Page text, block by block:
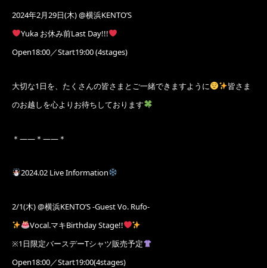
2024年2月29日(木) @横浜KENTO’S
Yuka お休み前Last Day!!!
Open18:00／Start19:00 (4stages)
大切な1日を、たくさんの皆さまとご一緒できますように
皆さま
のお越しを心よりお待ちしております
＊——＊——＊
2024.02 Live Information
2/1(木) @横浜KENTO’S -Guest Vo. Rufo-
Vocal.マキBirthday Stage!!
※1日限定バースデーTシャツ販売予定
Open18:00／Start19:00(4stages)